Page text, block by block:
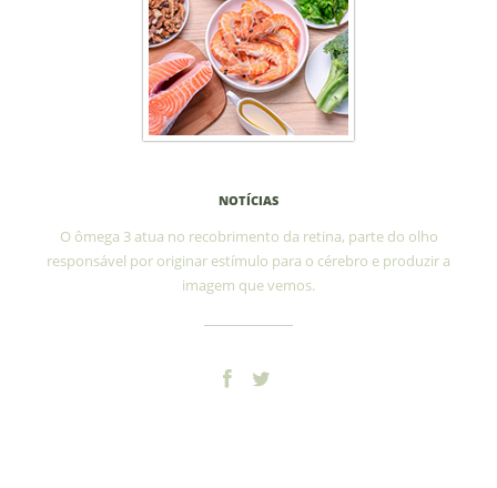
NOTÍCIAS
O ômega 3 atua no recobrimento da retina, parte do olho
responsável por originar estímulo para o cérebro e produzir a
imagem que vemos.